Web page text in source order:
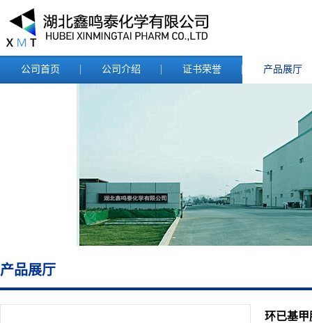
公司首页 公司介绍 证书荣誉 产品展厅
产品展厅
环已基甲